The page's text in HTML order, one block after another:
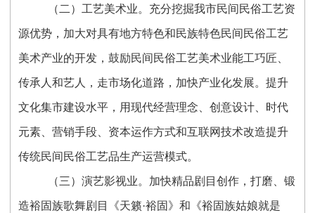
（二）工艺美术业。充分挖掘我市民间民俗工艺资
源优势，加大对具有地方特色和民族特色民间民俗工艺
美术产业的开发，鼓励民间民俗工艺美术业能工巧匠、
传承人和艺人，走市场化道路，加快产业化发展。提升
文化集市建设水平，用现代经营理念、创意设计、时代
元素、营销手段、资本运作方式和互联网技术改造提升
传统民间民俗工艺品生产运营模式。
（三）演艺影视业。加快精品剧目创作，打磨、锻
造裕固族歌舞剧目《天籁·裕固》和《裕固族姑娘就是